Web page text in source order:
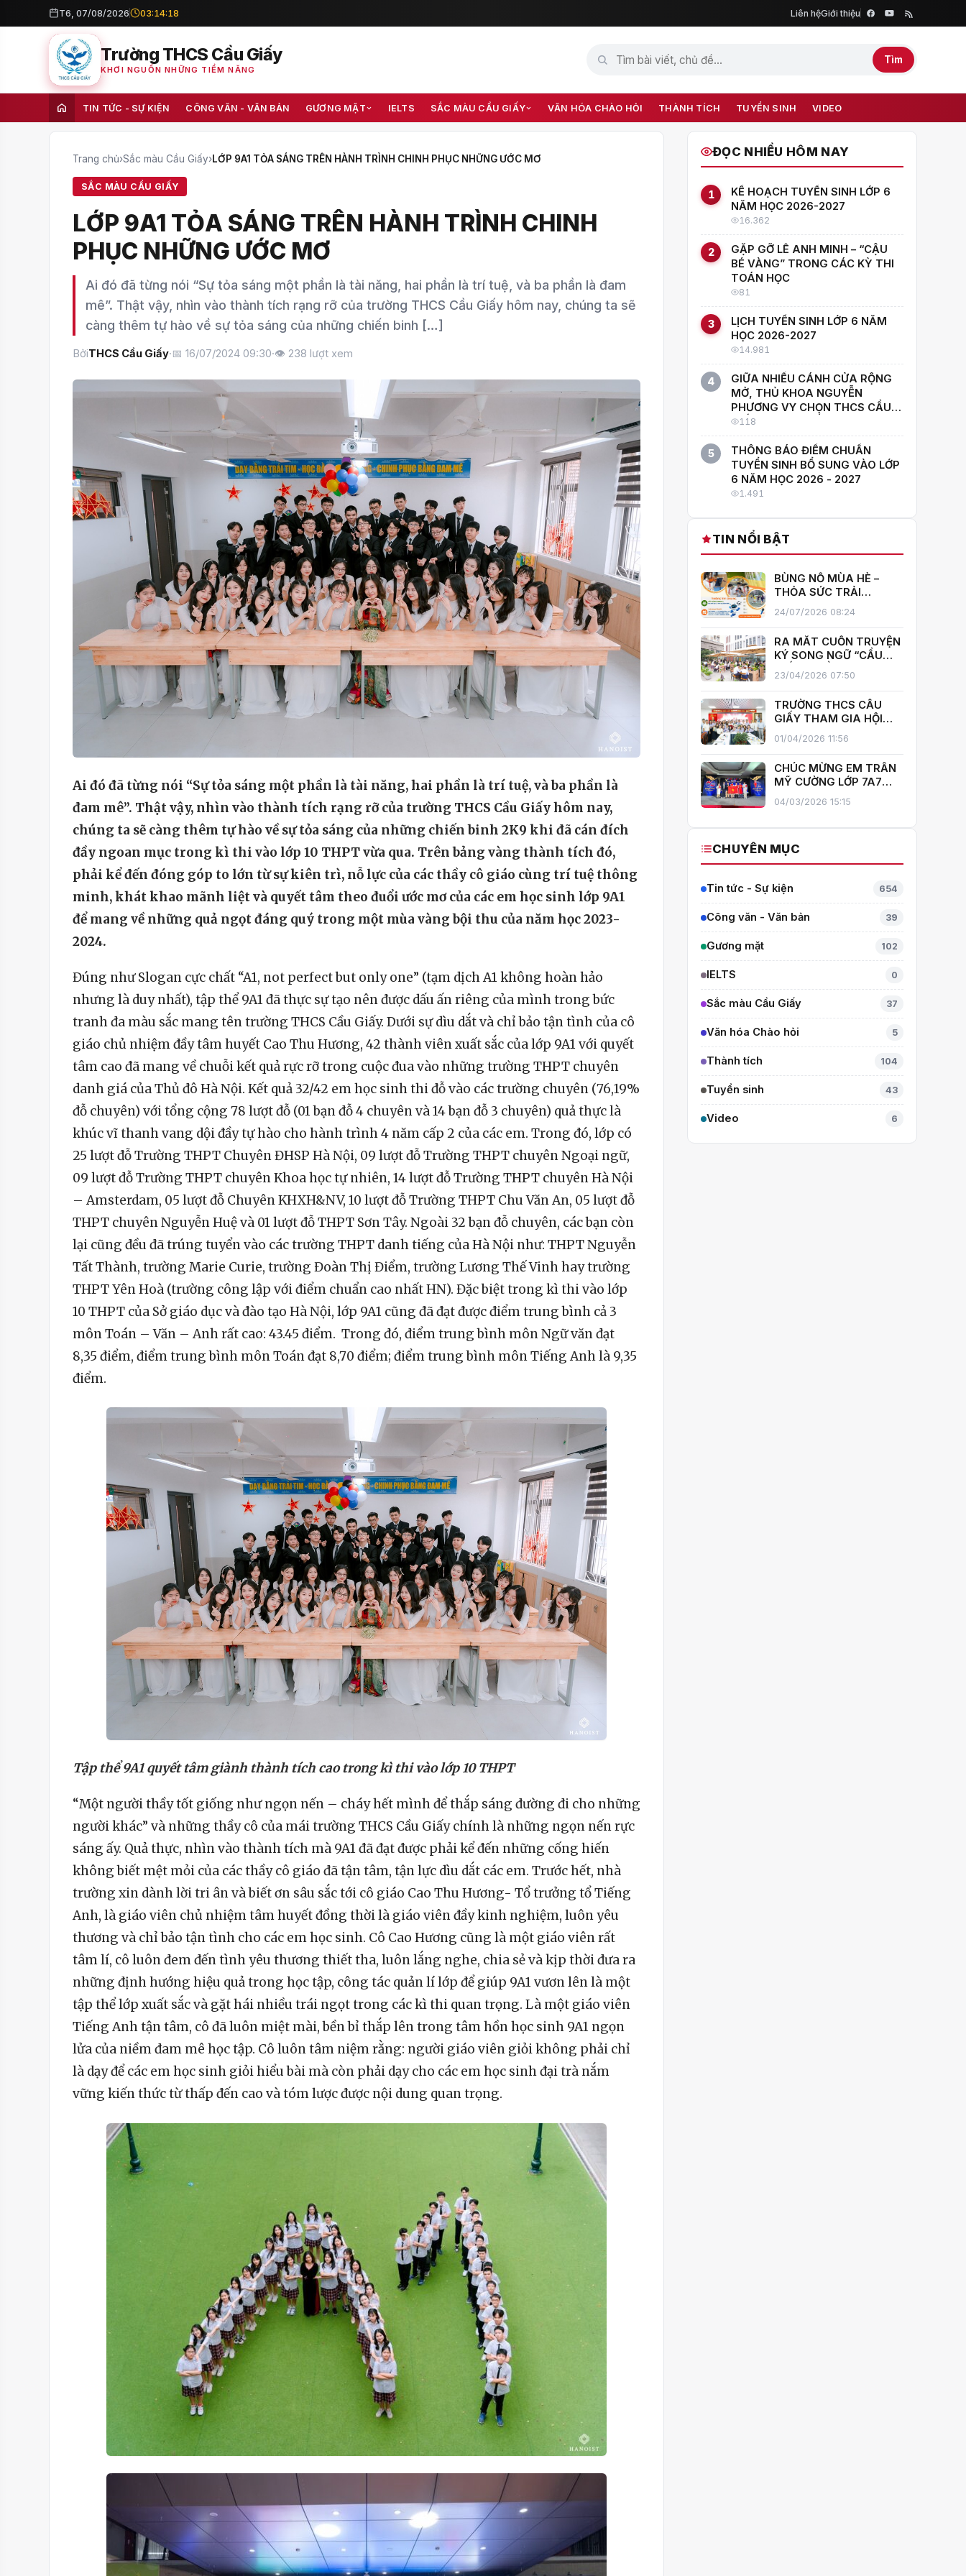
T6, 07/08/2026 03:14:20 Liên hệGiới thiệu
Trường THCS Cầu Giấy
KHƠI NGUỒN NHỮNG TIỀM NĂNG
Tìm
TIN TỨC - SỰ KIỆN CÔNG VĂN - VĂN BẢN GƯƠNG MẶT IELTS SẮC MÀU CẦU GIẤY VĂN HÓA CHÀO HỎI THÀNH TÍCH TUYỂN SINH VIDEO
Trang chủ›Sắc màu Cầu Giấy›LỚP 9A1 TỎA SÁNG TRÊN HÀNH TRÌNH CHINH PHỤC NHỮNG ƯỚC MƠ
SẮC MÀU CẦU GIẤY
LỚP 9A1 TỎA SÁNG TRÊN HÀNH TRÌNH CHINH
PHỤC NHỮNG ƯỚC MƠ
Ai đó đã từng nói “Sự tỏa sáng một phần là tài năng, hai phần là trí tuệ, và ba phần là đam
mê”. Thật vậy, nhìn vào thành tích rạng rỡ của trường THCS Cầu Giấy hôm nay, chúng ta sẽ
càng thêm tự hào về sự tỏa sáng của những chiến binh […]
BởiTHCS Cầu Giấy·📅 16/07/2024 09:30·👁 238 lượt xem
Ai đó đã từng nói “Sự tỏa sáng một phần là tài năng, hai phần là trí tuệ, và ba phần là
đam mê”. Thật vậy, nhìn vào thành tích rạng rỡ của trường THCS Cầu Giấy hôm nay,
chúng ta sẽ càng thêm tự hào về sự tỏa sáng của những chiến binh 2K9 khi đã cán đích
đầy ngoan mục trong kì thi vào lớp 10 THPT vừa qua. Trên bảng vàng thành tích đó,
phải kể đến đóng góp to lớn từ sự kiên trì, nỗ lực của các thầy cô giáo cùng trí tuệ thông
minh, khát khao mãnh liệt và quyết tâm theo đuổi ước mơ của các em học sinh lớp 9A1
để mang về những quả ngọt đáng quý trong một mùa vàng bội thu của năm học 2023-
2024.
Đúng như Slogan cực chất “A1, not perfect but only one” (tạm dịch A1 không hoàn hảo
nhưng là duy nhất), tập thể 9A1 đã thực sự tạo nên được dấu ấn riêng của mình trong bức
tranh đa màu sắc mang tên trường THCS Cầu Giấy. Dưới sự dìu dắt và chỉ bảo tận tình của cô
giáo chủ nhiệm đầy tâm huyết Cao Thu Hương, 42 thành viên xuất sắc của lớp 9A1 với quyết
tâm cao đã mang về chuỗi kết quả rực rỡ trong cuộc đua vào những trường THPT chuyên
danh giá của Thủ đô Hà Nội. Kết quả 32/42 em học sinh thi đỗ vào các trường chuyên (76,19%
đỗ chuyên) với tổng cộng 78 lượt đỗ (01 bạn đỗ 4 chuyên và 14 bạn đỗ 3 chuyên) quả thực là
khúc vĩ thanh vang dội đầy tự hào cho hành trình 4 năm cấp 2 của các em. Trong đó, lớp có
25 lượt đỗ Trường THPT Chuyên ĐHSP Hà Nội, 09 lượt đỗ Trường THPT chuyên Ngoại ngữ,
09 lượt đỗ Trường THPT chuyên Khoa học tự nhiên, 14 lượt đỗ Trường THPT chuyên Hà Nội
– Amsterdam, 05 lượt đỗ Chuyên KHXH&NV, 10 lượt đỗ Trường THPT Chu Văn An, 05 lượt đỗ
THPT chuyên Nguyễn Huệ và 01 lượt đỗ THPT Sơn Tây. Ngoài 32 bạn đỗ chuyên, các bạn còn
lại cũng đều đã trúng tuyển vào các trường THPT danh tiếng của Hà Nội như: THPT Nguyễn
Tất Thành, trường Marie Curie, trường Đoàn Thị Điểm, trường Lương Thế Vinh hay trường
THPT Yên Hoà (trường công lập với điểm chuẩn cao nhất HN). Đặc biệt trong kì thi vào lớp
10 THPT của Sở giáo dục và đào tạo Hà Nội, lớp 9A1 cũng đã đạt được điểm trung bình cả 3
môn Toán – Văn – Anh rất cao: 43.45 điểm. Trong đó, điểm trung bình môn Ngữ văn đạt
8,35 điểm, điểm trung bình môn Toán đạt 8,70 điểm; điểm trung bình môn Tiếng Anh là 9,35
điểm.
Tập thể 9A1 quyết tâm giành thành tích cao trong kì thi vào lớp 10 THPT
“Một người thầy tốt giống như ngọn nến – cháy hết mình để thắp sáng đường đi cho những
người khác” và những thầy cô của mái trường THCS Cầu Giấy chính là những ngọn nến rực
sáng ấy. Quả thực, nhìn vào thành tích mà 9A1 đã đạt được phải kể đến những cống hiến
không biết mệt mỏi của các thầy cô giáo đã tận tâm, tận lực dìu dắt các em. Trước hết, nhà
trường xin dành lời tri ân và biết ơn sâu sắc tới cô giáo Cao Thu Hương- Tổ trưởng tổ Tiếng
Anh, là giáo viên chủ nhiệm tâm huyết đồng thời là giáo viên đầy kinh nghiệm, luôn yêu
thương và chỉ bảo tận tình cho các em học sinh. Cô Cao Hương cũng là một giáo viên rất
tâm lí, cô luôn đem đến tình yêu thương thiết tha, luôn lắng nghe, chia sẻ và kịp thời đưa ra
những định hướng hiệu quả trong học tập, công tác quản lí lớp để giúp 9A1 vươn lên là một
tập thể lớp xuất sắc và gặt hái nhiều trái ngọt trong các kì thi quan trọng. Là một giáo viên
Tiếng Anh tận tâm, cô đã luôn miệt mài, bền bỉ thắp lên trong tâm hồn học sinh 9A1 ngọn
lửa của niềm đam mê học tập. Cô luôn tâm niệm rằng: người giáo viên giỏi không phải chỉ
là dạy để các em học sinh giỏi hiểu bài mà còn phải dạy cho các em học sinh đại trà nắm
vững kiến thức từ thấp đến cao và tóm lược được nội dung quan trọng.
ĐỌC NHIỀU HÔM NAY
1
KẾ HOẠCH TUYỂN SINH LỚP 6
NĂM HỌC 2026-2027
16.362
2
GẶP GỠ LÊ ANH MINH – “CẬU
BÉ VÀNG” TRONG CÁC KỲ THI
TOÁN HỌC
81
3
LỊCH TUYỂN SINH LỚP 6 NĂM
HỌC 2026-2027
14.981
4
GIỮA NHIỀU CÁNH CỬA RỘNG
MỞ, THỦ KHOA NGUYỄN
PHƯƠNG VY CHỌN THCS CẦU
GIẤY: "CON MUỐN HỌC CÙNG
NHỮNG NGƯỜI GIỎI NHẤT!"
118
5
THÔNG BÁO ĐIỂM CHUẨN
TUYỂN SINH BỔ SUNG VÀO LỚP
6 NĂM HỌC 2026 - 2027
1.491
TIN NỔI BẬT
BÙNG NỔ MÙA HÈ –
THỎA SỨC TRẢI
NGHIỆM CÙNG CÂU
LẠC BỘ HÈ 2026
TRƯỜNG THCS CẦU
GIẤY!
24/07/2026 08:24
RA MẮT CUỐN TRUYỆN
KÝ SONG NGỮ “CẦU
GIẤY – MIỀN XANH NỞ
HOA”, KHÁNH THÀNH
THƯ VIỆN MỞ, LAN TOẢ
VĂN HOÁ ĐỌC
23/04/2026 07:50
TRƯỜNG THCS CẦU
GIẤY THAM GIA HỘI
THI GIÁO VIÊN DẠY GIỎI
CẤP TRUNG HỌC CƠ SỞ
PHƯỜNG YÊN HOÀ
01/04/2026 11:56
CHÚC MỪNG EM TRẦN
MỸ CƯỜNG LỚP 7A7
TỎA SÁNG TẠI THÁI
LAN – MANG VỀ HUY
04/03/2026 15:15
CHUYÊN MỤC
Tin tức - Sự kiện 654
Công văn - Văn bản 39
Gương mặt 102
IELTS 0
Sắc màu Cầu Giấy 37
Văn hóa Chào hỏi 5
Thành tích 104
Tuyển sinh 43
Video 6